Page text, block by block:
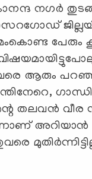
നഗര്‍
പേരും
ആരും
തലവന്‍ വീര
അറിയാന്‍